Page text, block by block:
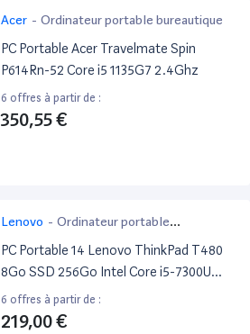
Acer - Ordinateur portable bureautique
PC Portable Acer Travelmate Spin
P614Rn-52 Core i5 1135G7 2.4Ghz
6 offres à partir de :
350,55 €
Lenovo - Ordinateur portable
bureautique
PC Portable 14 Lenovo ThinkPad T480
8Go SSD 256Go Intel Core i5-7300U
2,60Ghz Avec Webcam -
6 offres à partir de :
219,00 €